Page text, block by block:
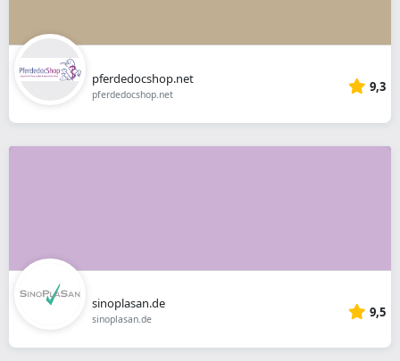
pferdedocshop.net
pferdedocshop.net 9,3
sinoplasan.de
sinoplasan.de 9,5